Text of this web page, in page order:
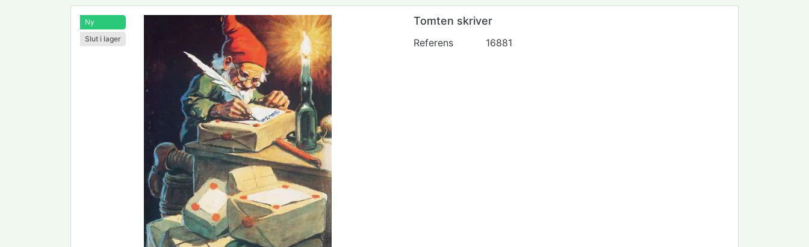
Ny
Slut i lager
Tomten skriver
Referens 16881